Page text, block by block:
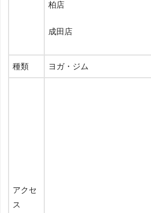
柏店
成田店
種類 ヨガ・ジム
アクセ
ス